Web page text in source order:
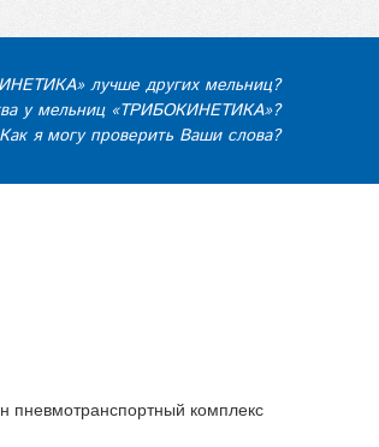
лучше других мельниц?
у мельниц «ТРИБОКИНЕТИКА»?
Как я могу проверить Ваши слова?
пневмотранспортный комплекс